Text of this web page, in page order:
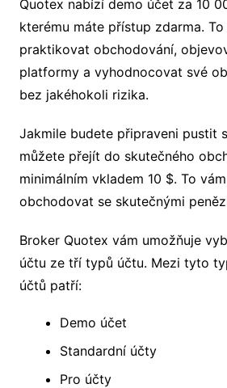
Quotex nabízí demo účet za 10
kterému máte přístup zdarma.
praktikovat obchodování,
platformy a vyhodnocovat své
bez jakéhokoli rizika.
Jakmile budete připraveni pustit
můžete přejít do skutečného
minimálním vkladem 10 $. To
obchodovat se skutečnými
Broker Quotex vám umožňuje
účtu ze tří typů účtu. Mezi tyto
účtů patří:
Demo účet
Standardní účty
Pro účty